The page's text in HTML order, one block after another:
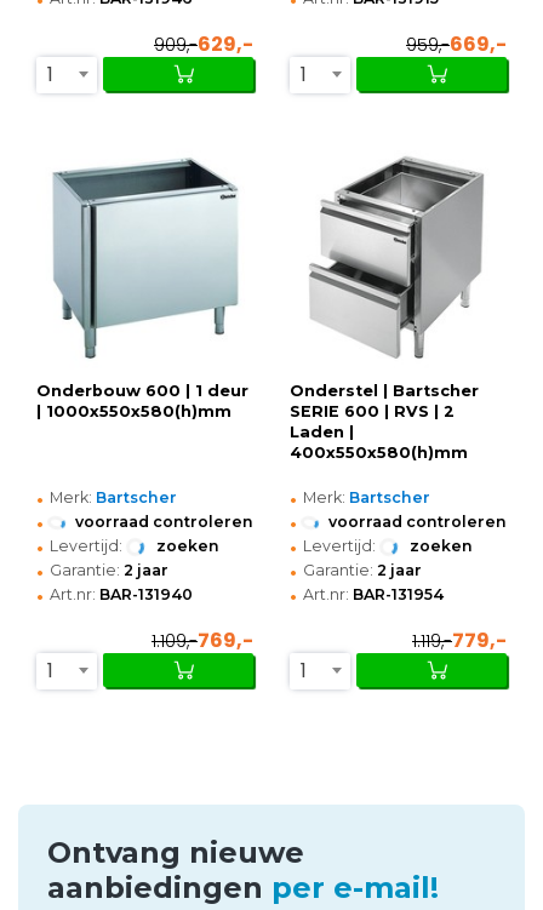
909,-629,-
1
959,-669,-
1
Onderbouw 600 | 1 deur
| 1000x550x580(h)mm
• Merk: Bartscher
• voorraad controleren
• Levertijd: zoeken
• Garantie: 2 jaar
• Art.nr: BAR-131940
1.109,-769,-
1
Onderstel | Bartscher
SERIE 600 | RVS | 2
Laden |
400x550x580(h)mm
• Merk: Bartscher
• voorraad controleren
• Levertijd: zoeken
• Garantie: 2 jaar
• Art.nr: BAR-131954
1.119,-779,-
1
Ontvang nieuwe
aanbiedingen per e-mail!